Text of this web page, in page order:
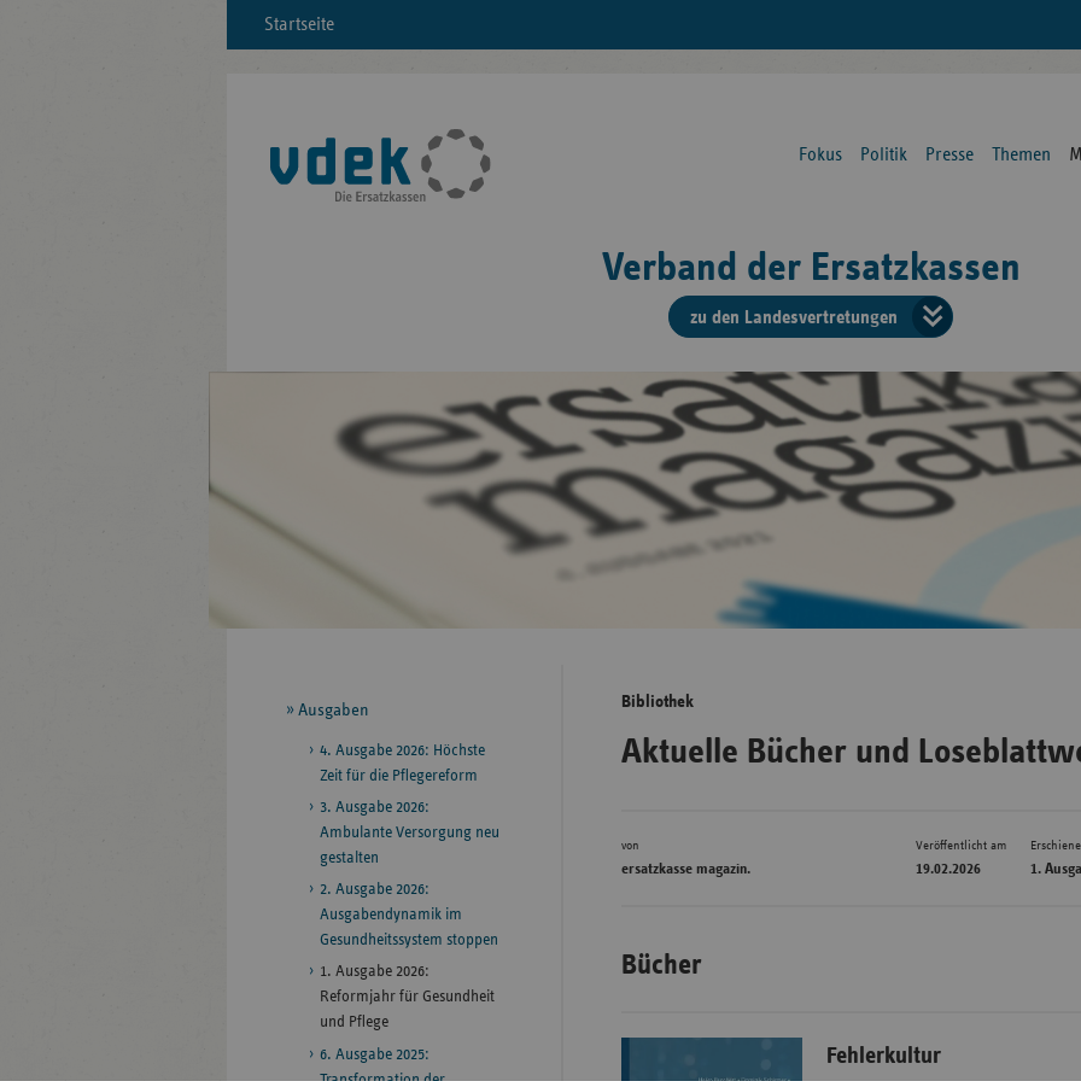
Startseite
Fokus Politik Presse Themen
Verband der Ersatzkassen
zu den Landesvertretungen
der
Hessen
Bibliothek
Aktuelle Bücher und
von
ersatzkasse magazin.
Veröffentlicht am
19.02.2026 1.
Bücher
Fehlerkultur
Seitennavigation
Ausgaben
4. Ausgabe 2026: Höchste
Zeit für die Pflegereform
3. Ausgabe 2026:
Ambulante Versorgung neu
gestalten
2. Ausgabe 2026:
Ausgabendynamik im
Gesundheitssystem stoppen
1. Ausgabe 2026:
Reformjahr für Gesundheit
und Pflege
6. Ausgabe 2025: